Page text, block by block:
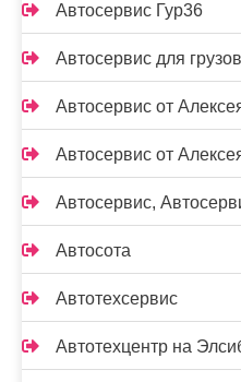
Автосервис Гур36
Автосервис для
Автосервис от
Автосервис от
Автосервис,
Автосота
Автотехсервис
Автотехцентр на